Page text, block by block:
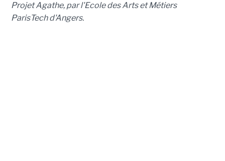
Projet Agathe, par l'Ecole des Arts et Métiers
ParisTech d'Angers.